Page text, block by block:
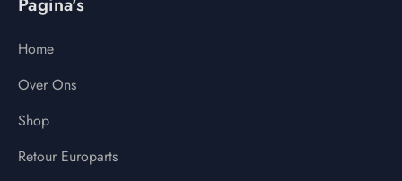
Home
Over Ons
Shop
Retour Europarts